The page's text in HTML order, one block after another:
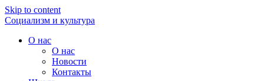
Skip to content
Социализм и культура
О нас
О нас
Новости
Контакты